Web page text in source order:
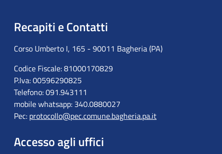
Recapiti e Contatti
Corso Umberto I, 165 - 90011 Bagheria (PA)
Codice Fiscale: 81000170829
P.Iva: 00596290825
Telefono: 091.943111
mobile whatsapp: 340.0880027
Pec: protocollo@pec.comune.bagheria.pa.it
Accesso agli uffici